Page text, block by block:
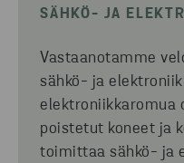
SÄHKÖ- JA
Vastaanotamme
sähkö- ja
elektroniikkaromua
poistetut koneet ja
toimittaa sähkö- ja